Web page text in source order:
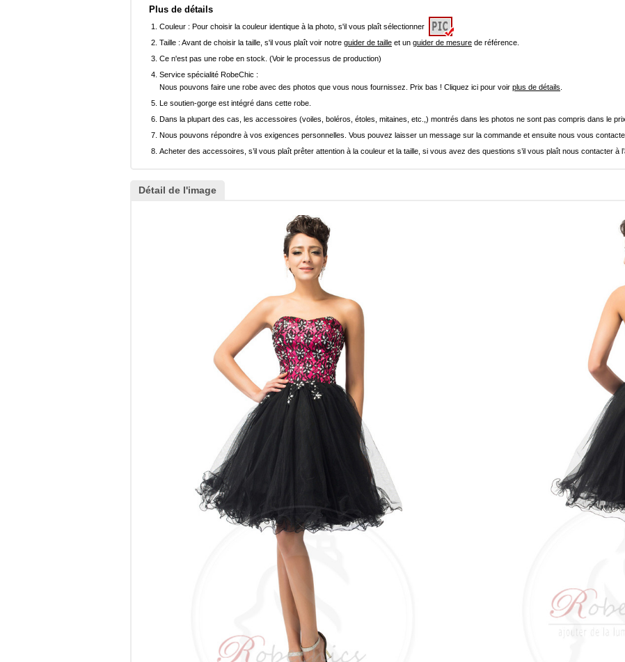
Plus de détails
Couleur : Pour choisir la couleur identique à la photo, s'il vous plaît sélectionner
Taille : Avant de choisir la taille, s'il vous plaît voir notre guider de taille et un guider de mesure de référence.
Ce n'est pas une robe en stock. (Voir le processus de production)
Service spécialité RobeChic :
Nous pouvons faire une robe avec des photos que vous nous fournissez. Prix bas ! Cliquez ici pour voir plus de détails
Le soutien-gorge est intégré dans cette robe.
Dans la plupart des cas, les accessoires (voiles, boléros, étoles, mitaines, etc.,) montrés dans les photos ne sont pas compris dans le
Nous pouvons répondre à vos exigences personnelles. Vous pouvez laisser un message sur la commande et ensuite nous vous
Acheter des accessoires, s’il vous plaît prêter attention à la couleur et la taille, si vous avez des questions s’il vous plaît nous contacter à
Détail de l'image